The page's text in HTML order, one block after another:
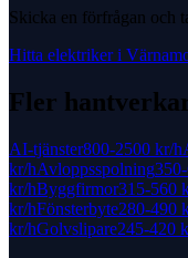
Skicka en förfrågan och
Hitta elektrikeri
Fler
AI-tjänster800-2500 kr/h
kr/hAvloppsspolning
kr/hByggfirmor315-560
kr/hFönsterbyte280-490
kr/hGolvslipare245-420